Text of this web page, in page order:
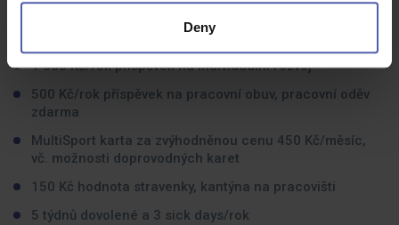
Deny
3 000 Kč/měsíc věrnostní bonus po 3 odpracovaných
1 000 Kč/rok příspěvek na individuální rozvoj
500 Kč/rok příspěvek na pracovní obuv, pracovní oděv
zdarma
MultiSport karta za zvýhodněnou cenu 450 Kč/měsíc,
vč. možnosti doprovodných karet
150 Kč hodnota stravenky, kantýna na pracovišti
5 týdnů dovolené a 3 sick days/rok